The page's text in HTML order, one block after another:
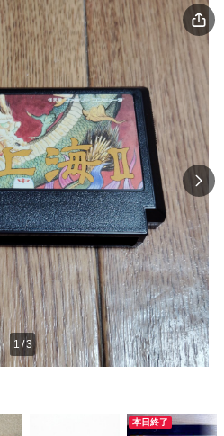
1/3
本日終了